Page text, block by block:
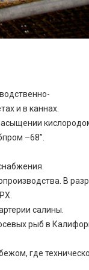
и в каннах.
–68”.
В
салины.
рыб в
где